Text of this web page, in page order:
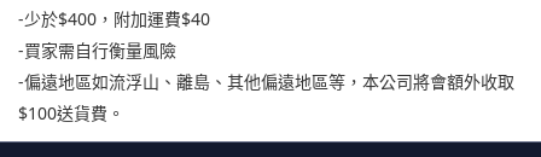
-少於$400 ，附加運費$40
-買家需自行衡量風險
-偏遠地區如流浮山、離島、其他偏遠地區等，本公司將會額外收取
$100送貨費。